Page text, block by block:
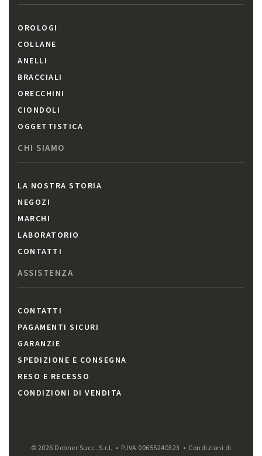
OROLOGI
COLLANE
ANELLI
BRACCIALI
ORECCHINI
CIONDOLI
OGGETTISTICA
CHI SIAMO
LA NOSTRA STORIA
NEGOZI
MARCHI
LABORATORIO
CONTATTI
ASSISTENZA
CONTATTI
PAGAMENTI SICURI
GARANZIE
SPEDIZIONE E CONSEGNA
RESO E RECESSO
CONDIZIONI DI VENDITA
© 2026 Dobner Succ. S.r.l. • P.IVA 00655240323 • Condizioni di